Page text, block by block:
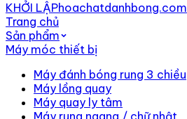
KHỞI LẬPhoachatdanhbong.com
Trang chủ
Sản phẩm
Máy móc thiết bị
Máy đánh bóng rung 3 chiều
Máy lồng quay
Máy quay ly tâm
Máy rung ngang / chữ nhật